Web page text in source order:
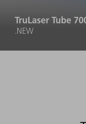
TruLaser Tube
.NEW